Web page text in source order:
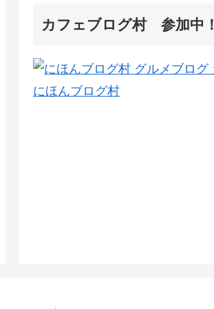
カフェブログ村 参加中！
にほんブログ村